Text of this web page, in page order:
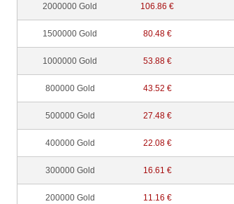
2000000 Gold 106.86 €
1500000 Gold 80.48 €
1000000 Gold 53.88 €
800000 Gold 43.52 €
500000 Gold 27.48 €
400000 Gold 22.08 €
300000 Gold 16.61 €
200000 Gold 11.16 €